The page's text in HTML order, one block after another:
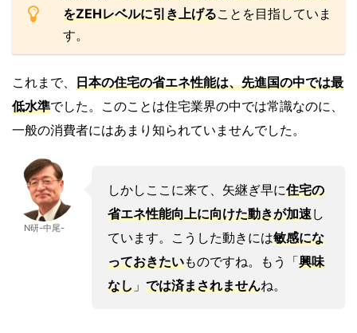
をZEHレベルに引き上げることを目指していま
す。
これまで、 日本の住宅の省エネ性能は、先進国の中では最
低水準でした。このことは住宅業界の中では常識なのに、
一般の消費者にはあまり知られていませんでした。
N研-中尾-
しかしここに来て、矢継ぎ早に住宅の
省エネ性能向上に向けた動きが加速し
ています。こうした動きには敏感にな
っておきたいものですね。もう「興味
なし 」 では済まされませんね。